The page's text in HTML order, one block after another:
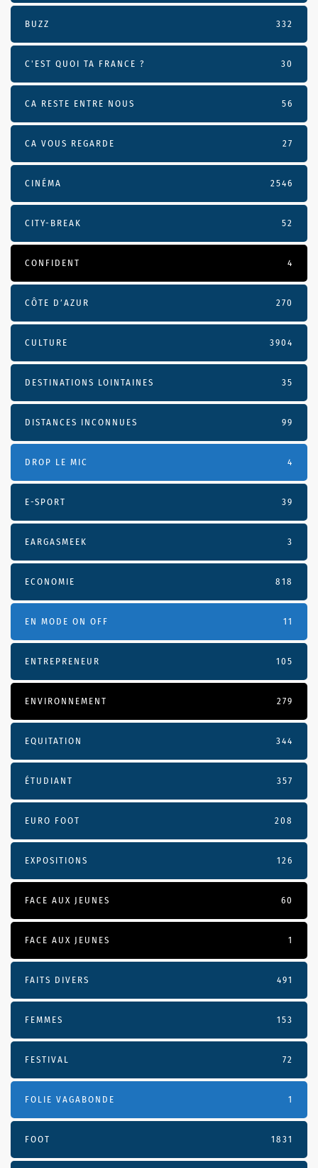
BUZZ 332
C'EST QUOI TA FRANCE ? 30
CA RESTE ENTRE NOUS 56
CA VOUS REGARDE 27
CINÉMA 2546
CITY-BREAK 52
CONFIDENT 4
CÔTE D’AZUR 270
CULTURE 3904
DESTINATIONS LOINTAINES 35
DISTANCES INCONNUES 99
DROP LE MIC 4
E-SPORT 39
EARGASMEEK 3
ECONOMIE 818
EN MODE ON OFF 11
ENTREPRENEUR 105
ENVIRONNEMENT 279
EQUITATION 344
ÉTUDIANT 357
EURO FOOT 208
EXPOSITIONS 126
FACE AUX JEUNES 60
FACE AUX JEUNES 1
FAITS DIVERS 491
FEMMES 153
FESTIVAL 72
FOLIE VAGABONDE 1
FOOT 1831